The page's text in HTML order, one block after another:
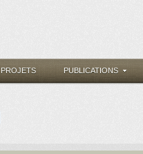
PROJETS PUBLICATIONS